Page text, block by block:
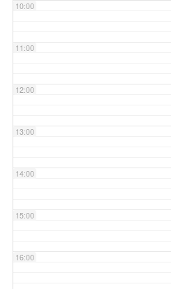
10:00
11:00
12:00
13:00
14:00
15:00
16:00